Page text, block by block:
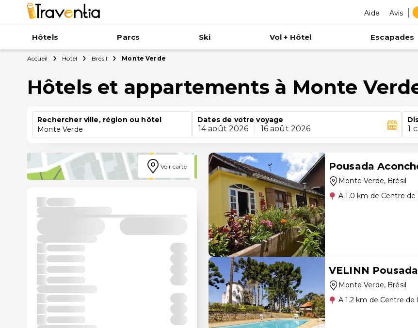
Aide Avis
Hôtels Parcs Ski Vol + Hôtel Escapades
Accueil Hotel Brésil Monte Verde
Hôtels et appartements à Monte
Rechercher ville, région ou hôtel
Monte Verde
Dates de votre voyage
14 août 2026 16 août 2026 1
Voir carte Pousada
Monte Verde, Brésil
A 1.0 km de Centre
VELINN
Monte Verde, Brésil
A 1.2 km de Centre de